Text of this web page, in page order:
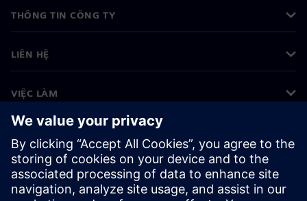
THÔNG TIN CÔNG TY
LIÊN HỆ
VIỆC LÀM
©Siemens 2026
Thông tin doanh nghiệp